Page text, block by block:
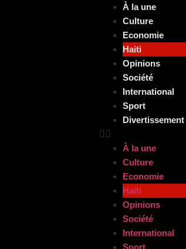
À la une
Culture
Economie
Haiti
Opinions
Société
International
Sport
Divertissement
À la une
Culture
Economie
Haiti
Opinions
Société
International
Sport